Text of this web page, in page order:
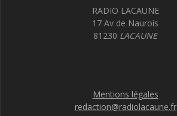
RADIO LACAUNE
17 Av de Naurois
81230 LACAUNE
Mentions légales
redaction@radiolacaune.fr